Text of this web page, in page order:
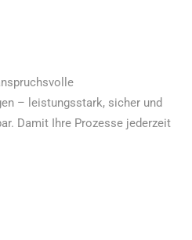
– leistungsstark, sicher und
Damit Ihre Prozesse jederzeit